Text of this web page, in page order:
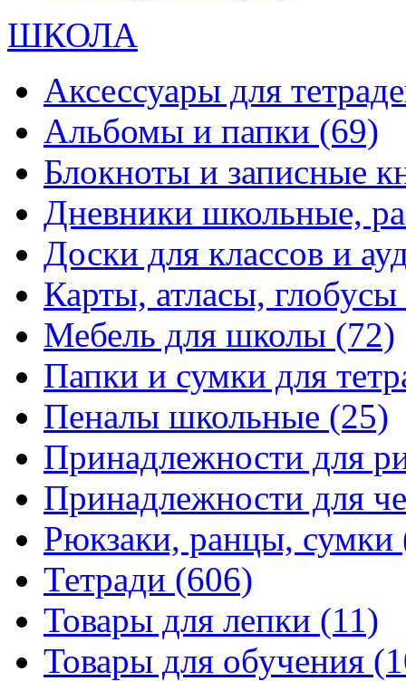
ШКОЛА
Аксессуары для
Альбомы и папки (69)
Блокноты и записные
Дневники школьные,
Доски для классов и
Карты, атласы, глобусы
Мебель для школы (72)
Папки и сумки для
Пеналы школьные (25)
Принадлежности для
Принадлежности для
Рюкзаки, ранцы, сумки
Тетради (606)
Товары для лепки (11)
Товары для обучения